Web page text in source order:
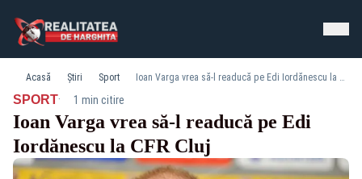
Acasă Știri Sport Ioan Varga vrea să-l readucă pe Edi Iordănescu la CFR Cluj
SPORT· 1 min citire
Ioan Varga vrea să-l readucă pe Edi
Iordănescu la CFR Cluj